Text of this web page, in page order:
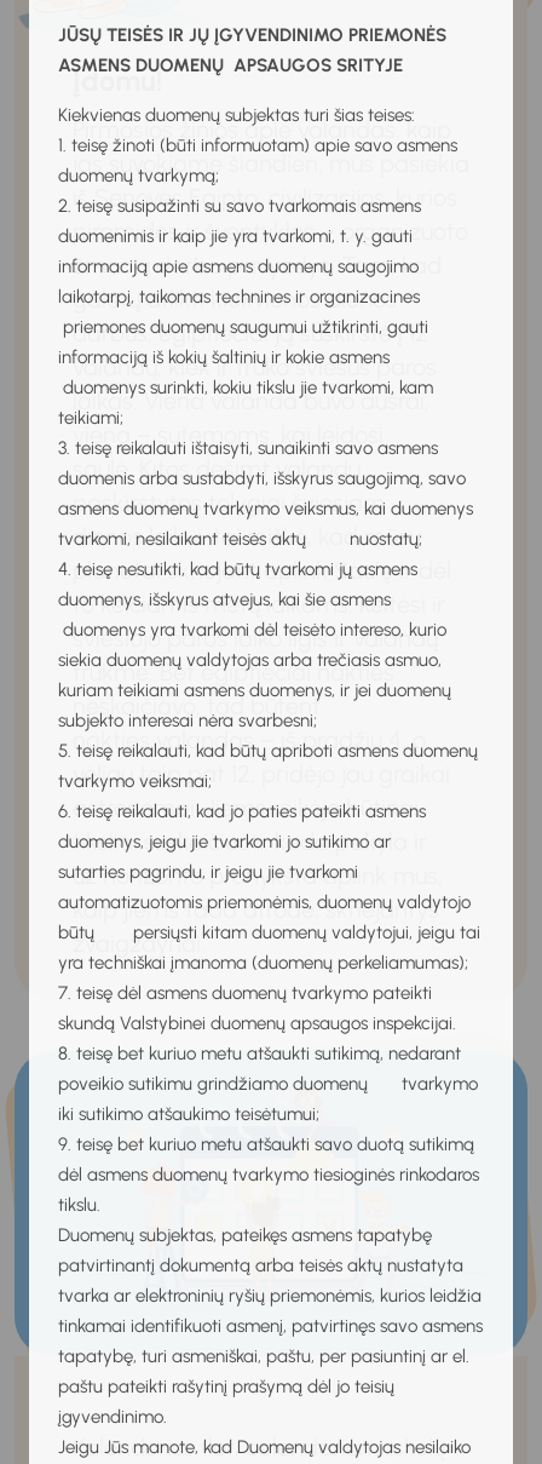
JŪSŲ TEISĖS IR JŲ ĮGYVENDINIMO PRIEMONĖS
ASMENS DUOMENŲ APSAUGOS SRITYJE
Kiekvienas duomenų subjektas turi šias teises:
1. teisę žinoti (būti informuotam) apie savo asmens
duomenų tvarkymą;
2. teisę susipažinti su savo tvarkomais asmens
duomenimis ir kaip jie yra tvarkomi, t. y. gauti
informaciją apie asmens duomenų saugojimo
laikotarpį, taikomas technines ir organizacines
priemones duomenų saugumui užtikrinti, gauti
informaciją iš kokių šaltinių ir kokie asmens
duomenys surinkti, kokiu tikslu jie tvarkomi, kam
teikiami;
3. teisę reikalauti ištaisyti, sunaikinti savo asmens
duomenis arba sustabdyti, išskyrus saugojimą, savo
asmens duomenų tvarkymo veiksmus, kai duomenys
tvarkomi, nesilaikant teisės aktų nuostatų;
4. teisę nesutikti, kad būtų tvarkomi jų asmens
duomenys, išskyrus atvejus, kai šie asmens
duomenys yra tvarkomi dėl teisėto intereso, kurio
siekia duomenų valdytojas arba trečiasis asmuo,
kuriam teikiami asmens duomenys, ir jei duomenų
subjekto interesai nėra svarbesni;
5. teisę reikalauti, kad būtų apriboti asmens duomenų
tvarkymo veiksmai;
6. teisę reikalauti, kad jo paties pateikti asmens
duomenys, jeigu jie tvarkomi jo sutikimo ar
sutarties pagrindu, ir jeigu jie tvarkomi
automatizuotomis priemonėmis, duomenų valdytojo
būtų persiųsti kitam duomenų valdytojui, jeigu tai
yra techniškai įmanoma (duomenų perkeliamumas);
7. teisę dėl asmens duomenų tvarkymo pateikti
skundą Valstybinei duomenų apsaugos inspekcijai.
8. teisę bet kuriuo metu atšaukti sutikimą, nedarant
poveikio sutikimu grindžiamo duomenų tvarkymo
iki sutikimo atšaukimo teisėtumui;
9. teisę bet kuriuo metu atšaukti savo duotą sutikimą
dėl asmens duomenų tvarkymo tiesioginės rinkodaros
tikslu.
Duomenų subjektas, pateikęs asmens tapatybę
patvirtinantį dokumentą arba teisės aktų nustatyta
tvarka ar elektroninių ryšių priemonėmis, kurios leidžia
tinkamai identifikuoti asmenį, patvirtinęs savo asmens
tapatybę, turi asmeniškai, paštu, per pasiuntinį ar el.
paštu pateikti rašytinį prašymą dėl jo teisių
įgyvendinimo.
Jeigu Jūs manote, kad Duomenų valdytojas nesilaiko
Įdomu!
Pirmosios žinios apie valandas, kaip
jas suvokiame šiandien, mus pasiekia
iš Senovės Egipto, civilizacijos, kurios
piramidės ir šventyklos – organizuoto
žmonių darbo pavyzdys. Tam, kad
galėtų atlikti kiekvienos dienos
darbus, egiptiečiai ją suskirstė į 12
valandų, kiek ir truko šviesus paros
laikas. Viena valanda buvo aušrai,
viena – sutemoms, kai leidosi
saulė. Kitos dešimt valandų
paskirstytos tolygiai šviesiam
dienos laikui, tai reiškė, kad mūsų
planetai skriejant aplink Saulę ir dėl
to keičiantis metų laikams, keitėsi ir
šviesiojo paros laiko ilgis ir valandų
trukmė. Bet egiptiečiai nakties
neskaičiavo, tad būtent
nakties valandas – iš pradžių 4, o
vėliau taip pat 12, pridėjo jau graikai
astronomai. Jiems reikėjo būtinai
tiksliai suskaičiuoti, kada pakyla ir
už horizonto pranyksta aplink mus,
kaip jiems tada atrodė, skriejantys
žvaigždynai.
Kalendorius (lot. calendarium „skolų